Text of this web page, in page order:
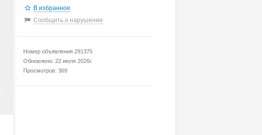
В избранное
Сообщить о нарушении
Номер объявления 291375
Обновлено: 22 июля 2026г.
Просмотров: 369